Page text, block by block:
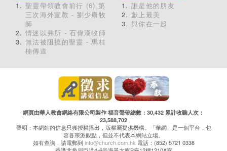
聖靈帶領教會前行 (6) 第
三次海外宣教 - 劉少康牧
師
情迷以弗所 - 石偉漢牧師
無法被阻撓的聖靈 - 馬桂
楠傳道
誰是他的朋友
獻上最美
與你在一起
網頁由華人教會網絡有限公司製作 福音聲帶總數：30,432 累計收聽人次：
23,588,702
聲明：本網站的信息只獲授權播出，版權屬提供機構。「華網」是一個平台，包
容各宗派觀點，但並不代表本網站立場。
如有查詢，請電郵到info@church.com.hk 電話：(852) 5721 0338